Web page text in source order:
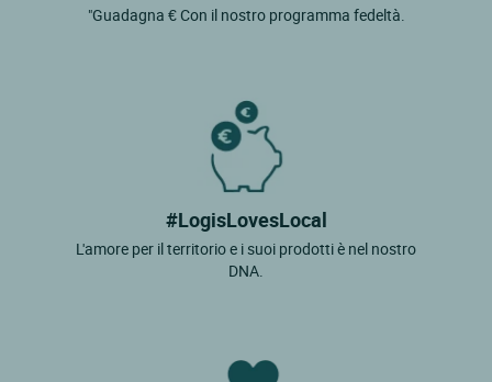
"Guadagna € Con il nostro programma fedeltà.
#LogisLovesLocal
L'amore per il territorio e i suoi prodotti è nel nostro
DNA.